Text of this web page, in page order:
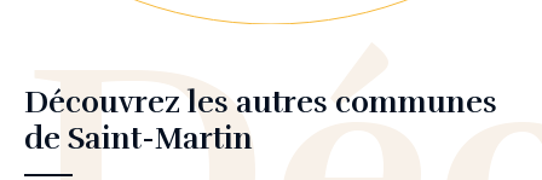
Découvrez les autres communes
de Saint-Martin